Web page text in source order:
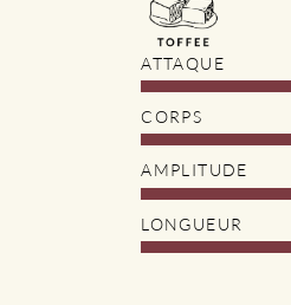
ATTAQUE
CORPS
AMPLITUDE
LONGUEUR